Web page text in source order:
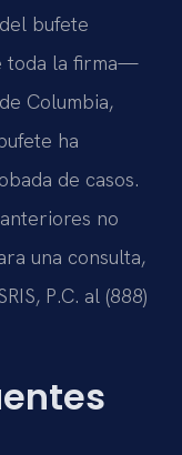
bufete
toda la firma—
Columbia,
ha
de casos.
no
una consulta,
P.C. al (888)